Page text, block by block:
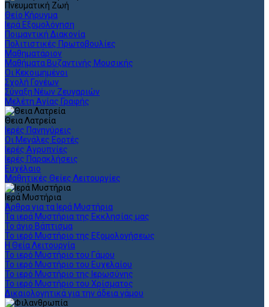
Πνευματική Ζωή
Θείο Κήρυγμα
Ιερά Εξομολόγηση
Ποιμαντική Διακονία
Πολιτιστικές Πρωτοβουλίες
Μαθηματάριον
Μαθήματα Βυζαντινής Μουσικής
Οι Κεκοιμημένοι
Σχολή Γονέων
Σύναξη Νέων Ζευγαριών
Μελέτη Αγίας Γραφής
Θεια Λατρεία
Ιερές Πανηγύρεις
Οι Μεγάλες Εορτές
Ιερές Αγρυπνίες
Ιερές Παρακλήσεις
Ευχέλαιο
Μαθητικές Θείες Λειτουργίες
Ιερά Μυστήρια
Άρθρα για τα Ιερά Μυστήρια
Τα ιερά Μυστήρια της Εκκλησίας μας
Το άγιο Βάπτισμα
Το ιερό Μυστήριο της Εξομολογήσεως
Η Θεία Λειτουργία
Το ιερό Μυστήριο του Γάμου
Το ιερό Μυστήριο του Ευχελαίου
Το ιερό Μυστήριο της Ιερωσύνης
Το ιερό Μυστήριο του Χρίσματος
Δικαιολογητικά για την άδεια γάμου